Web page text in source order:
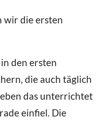
wir die ersten
den ersten
die auch täglich
das unterrichtet
einfiel. Die